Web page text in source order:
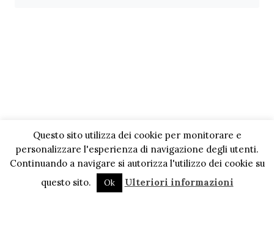
Questo sito utilizza dei cookie per monitorare e
personalizzare l'esperienza di navigazione degli utenti.
Continuando a navigare si autorizza l'utilizzo dei cookie su
questo sito.
Ok Ulteriori informazioni